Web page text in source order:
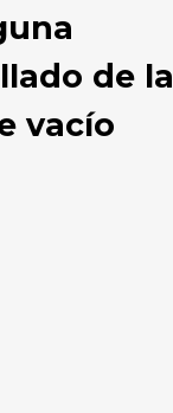
de la
vacío